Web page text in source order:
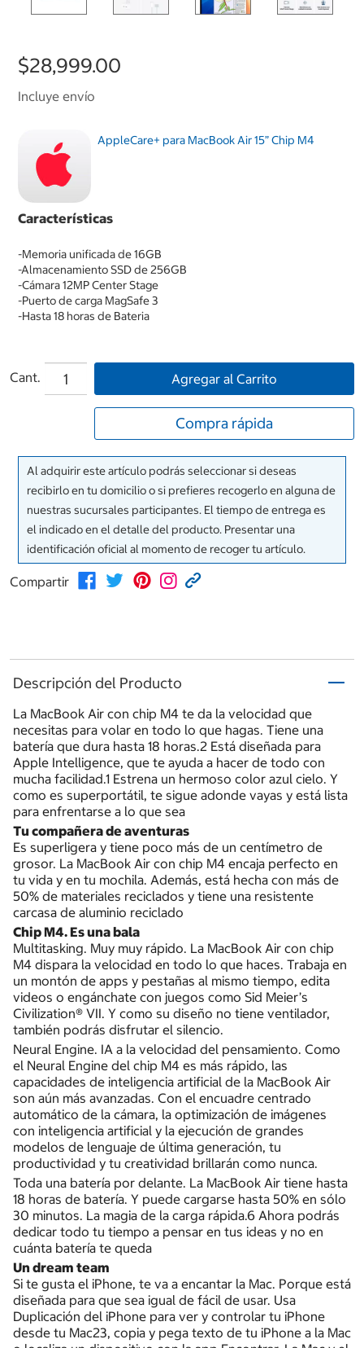
$28,999.00
Incluye envío
AppleCare+ para MacBook Air 15” Chip M4
Características
-Memoria unificada de 16GB
-Almacenamiento SSD de 256GB
-Cámara 12MP Center Stage
-Puerto de carga MagSafe 3
-Hasta 18 horas de Bateria
Cant. Agregar al Carrito
Compra rápida
Al adquirir este artículo podrás seleccionar si deseas
recibirlo en tu domicilio o si prefieres recogerlo en alguna de
nuestras sucursales participantes. El tiempo de entrega es
el indicado en el detalle del producto. Presentar una
identificación oficial al momento de recoger tu artículo.
Compartir
Descripción del Producto
La MacBook Air con chip M4 te da la velocidad que
necesitas para volar en todo lo que hagas. Tiene una
batería que dura hasta 18 horas.2 Está diseñada para
Apple Intelligence, que te ayuda a hacer de todo con
mucha facilidad.1 Estrena un hermoso color azul cielo. Y
como es superportátil, te sigue adonde vayas y está lista
para enfrentarse a lo que sea
Tu compañera de aventuras
Es superligera y tiene poco más de un centímetro de
grosor. La MacBook Air con chip M4 encaja perfecto en
tu vida y en tu mochila. Además, está hecha con más de
50% de materiales reciclados y tiene una resistente
carcasa de aluminio reciclado
Chip M4. Es una bala
Multitasking. Muy muy rápido. La MacBook Air con chip
M4 dispara la velocidad en todo lo que haces. Trabaja en
un montón de apps y pestañas al mismo tiempo, edita
videos o engánchate con juegos como Sid Meier’s
Civilization® VII. Y como su diseño no tiene ventilador,
también podrás disfrutar el silencio.
Neural Engine. IA a la velocidad del pensamiento. Como
el Neural Engine del chip M4 es más rápido, las
capacidades de inteligencia artificial de la MacBook Air
son aún más avanzadas. Con el encuadre centrado
automático de la cámara, la optimización de imágenes
con inteligencia artificial y la ejecución de grandes
modelos de lenguaje de última generación, tu
productividad y tu creatividad brillarán como nunca.
Toda una batería por delante. La MacBook Air tiene hasta
18 horas de batería. Y puede cargarse hasta 50% en sólo
30 minutos. La magia de la carga rápida.6 Ahora podrás
dedicar todo tu tiempo a pensar en tus ideas y no en
cuánta batería te queda
Un dream team
Si te gusta el iPhone, te va a encantar la Mac. Porque está
diseñada para que sea igual de fácil de usar. Usa
Duplicación del iPhone para ver y controlar tu iPhone
desde tu Mac23, copia y pega texto de tu iPhone a la Mac